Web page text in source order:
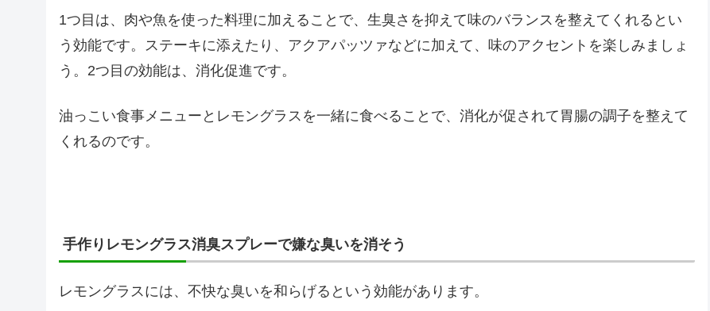
1つ目は、肉や魚を使った料理に加えることで、生臭さを抑えて味のバランスを整えてくれるとい
う効能です。ステーキに添えたり、アクアパッツァなどに加えて、味のアクセントを楽しみましょ
う。2つ目の効能は、消化促進です。
油っこい食事メニューとレモングラスを一緒に食べることで、消化が促されて胃腸の調子を整えて
くれるのです。
手作りレモングラス消臭スプレーで嫌な臭いを消そう
レモングラスには、不快な臭いを和らげるという効能があります。